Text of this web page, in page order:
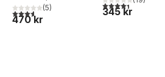
utom insekter
3,6utav 5 stjärnor. Totalt antal röster:
(5)
470 kr
4,4utav 5
345 kr